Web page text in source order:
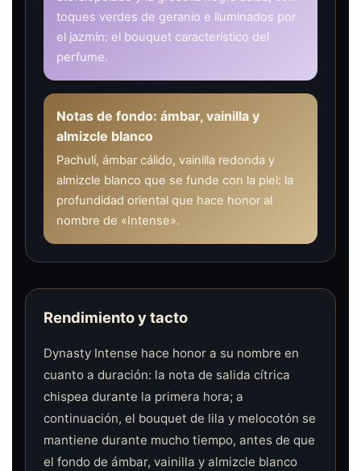
toques verdes de geranio e iluminados por
el jazmín: el bouquet característico del
perfume.
Notas de fondo: ámbar, vainilla y
almizcle blanco
Pachulí, ámbar cálido, vainilla redonda y
almizcle blanco que se funde con la piel: la
profundidad oriental que hace honor al
nombre de «Intense».
Rendimiento y tacto
Dynasty Intense hace honor a su nombre en
cuanto a duración: la nota de salida cítrica
chispea durante la primera hora; a
continuación, el bouquet de lila y melocotón se
mantiene durante mucho tiempo, antes de que
el fondo de ámbar, vainilla y almizcle blanco